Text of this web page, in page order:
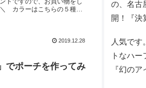
カラーはこちらの５種類
2019.12.28
でポーチを作ってみ
の、名古
開！『決
人気です
トなハ
『幻のア